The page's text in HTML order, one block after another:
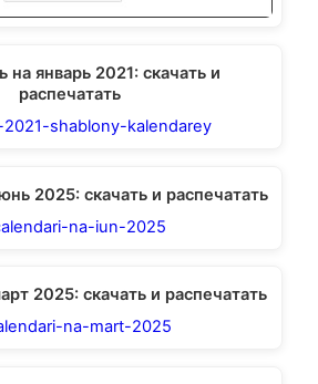
на январь 2021: скачать и
распечатать
2025: скачать и распечатать
2025: скачать и распечатать